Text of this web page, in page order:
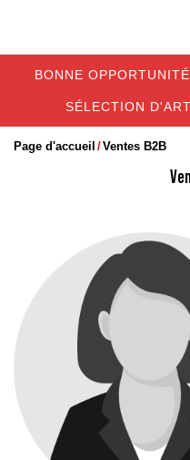
BONNE
SÉLECTION
Page d'accueil Ventes B2B